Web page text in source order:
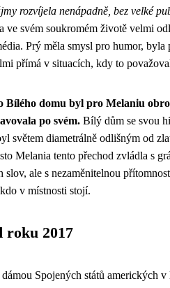
rozvíjela nenápadně, bez velké
ve svém soukromém životě velmi
Prý měla smysl pro humor, byla
přímá v situacích, kdy to
Bílého domu byl pro Melaniu
po svém. Bílý dům se svou
světem diametrálně odlišným od
Melania tento přechod zvládla s
ale s nezaměnitelnou
v místnosti stojí.
roku 2017
Spojených států amerických